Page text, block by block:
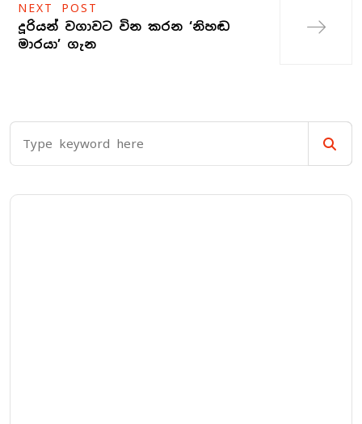
NEXT POST
දූරියන් වගාවට වින කරන ‘නිහඬ
මාරයා’ ගැන